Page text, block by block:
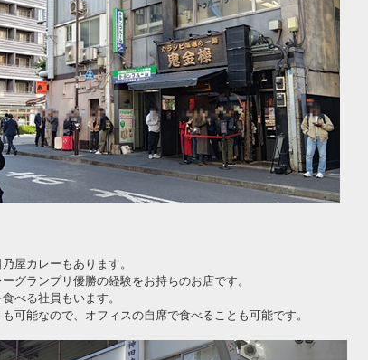
屋カレーもあります。
グランプリ優勝の経験をお持ちのお店です。
べる社員もいます。
可能なので、オフィスの自席で食べることも可能です。